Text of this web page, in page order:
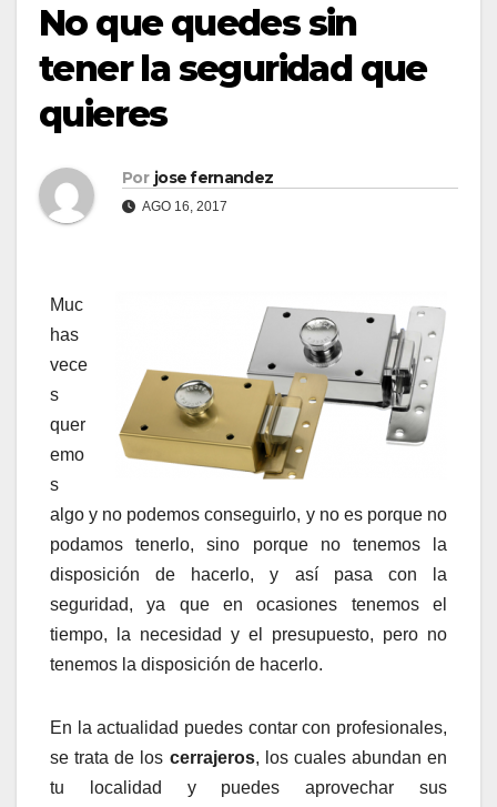
No que quedes sin
tener la seguridad que
quieres
Por jose fernandez
AGO 16, 2017
Muc
has
vece
s
quer
emo
s
algo y no podemos conseguirlo, y no es porque no
podamos tenerlo, sino porque no tenemos la
disposición de hacerlo, y así pasa con la
seguridad, ya que en ocasiones tenemos el
tiempo, la necesidad y el presupuesto, pero no
tenemos la disposición de hacerlo.
En la actualidad puedes contar con profesionales,
se trata de los cerrajeros, los cuales abundan en
tu localidad y puedes aprovechar sus